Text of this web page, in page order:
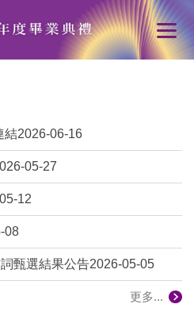
結2026-06-16
05-27
12
08
甄選結果公告2026-05-05
更多...